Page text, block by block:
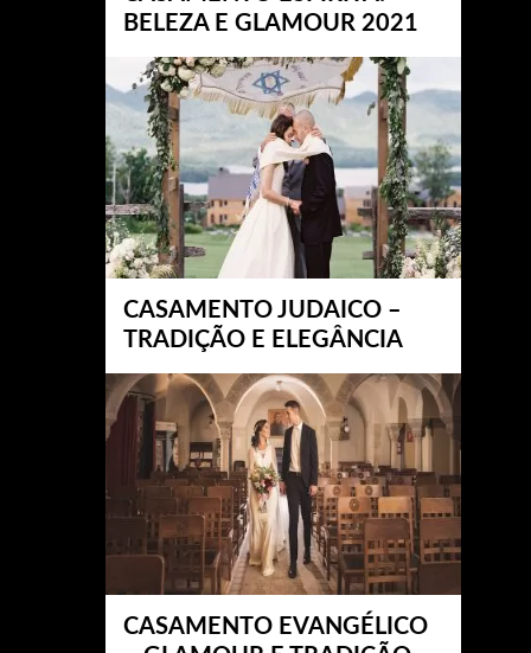
BELEZA E GLAMOUR 2021
CASAMENTO JUDAICO –
TRADIÇÃO E ELEGÂNCIA
CASAMENTO EVANGÉLICO